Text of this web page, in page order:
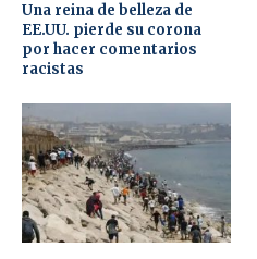
Una reina de belleza de
EE.UU. pierde su corona
por hacer comentarios
racistas